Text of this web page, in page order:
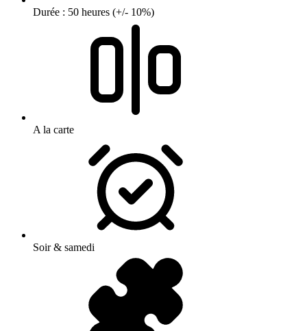
Durée : 50 heures (+/- 10%)
A la carte
Soir & samedi